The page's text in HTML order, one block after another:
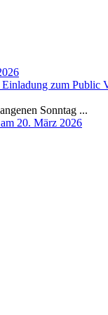
zum Public
Sonntag ...
20. März 2026